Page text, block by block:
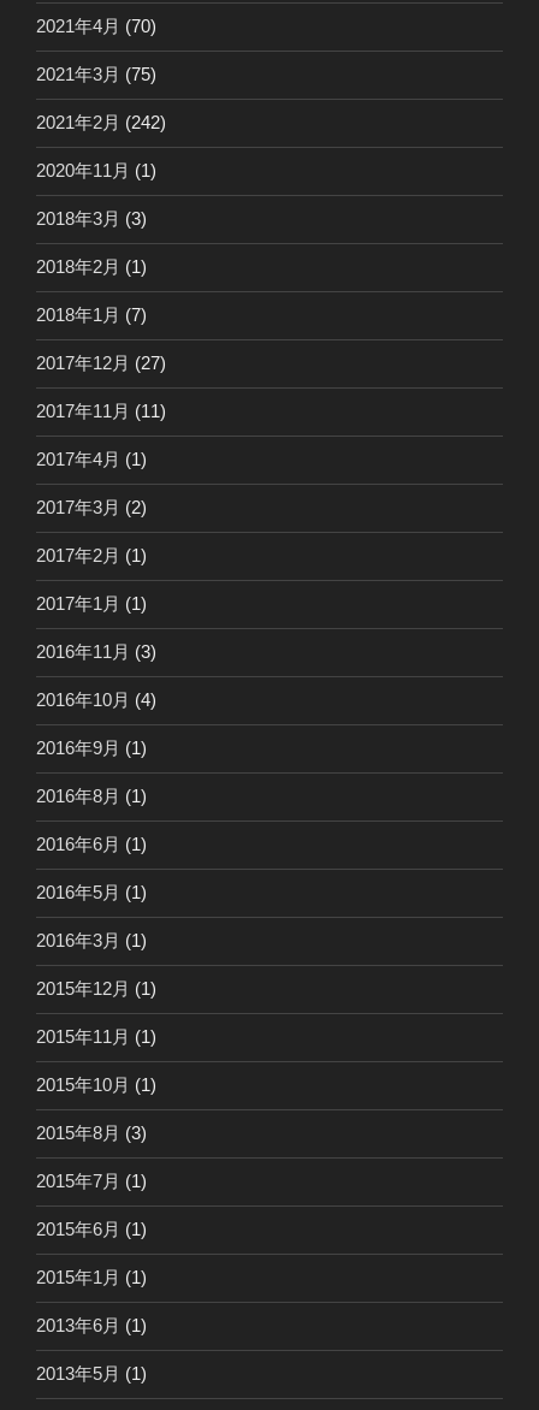
2021年4月 (70)
2021年3月 (75)
2021年2月 (242)
2020年11月 (1)
2018年3月 (3)
2018年2月 (1)
2018年1月 (7)
2017年12月 (27)
2017年11月 (11)
2017年4月 (1)
2017年3月 (2)
2017年2月 (1)
2017年1月 (1)
2016年11月 (3)
2016年10月 (4)
2016年9月 (1)
2016年8月 (1)
2016年6月 (1)
2016年5月 (1)
2016年3月 (1)
2015年12月 (1)
2015年11月 (1)
2015年10月 (1)
2015年8月 (3)
2015年7月 (1)
2015年6月 (1)
2015年1月 (1)
2013年6月 (1)
2013年5月 (1)